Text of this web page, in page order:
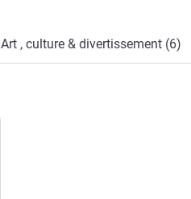
Art , culture & divertissement (6)